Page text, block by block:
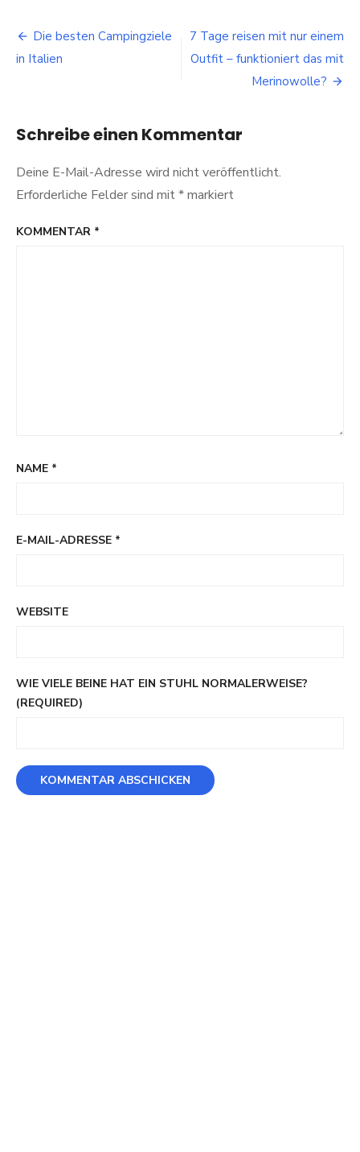
abseits
der
Touristenmassen
Beitragsnavigation
Die besten Campingziele
in Italien
7 Tage reisen mit nur einem
Outfit – funktioniert das mit
Merinowolle?
Schreibe einen Kommentar
Deine E-Mail-Adresse wird nicht veröffentlicht.
Erforderliche Felder sind mit*markiert
KOMMENTAR *
NAME *
E-MAIL-ADRESSE *
WEBSITE
WIE VIELE BEINE HAT EIN STUHL NORMALERWEISE?
(REQUIRED)